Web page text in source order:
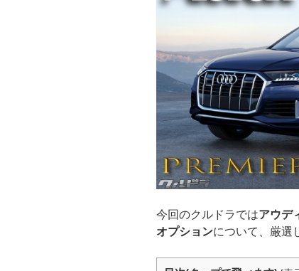
今回のクルドラではアウデ
オプションについて、厳選